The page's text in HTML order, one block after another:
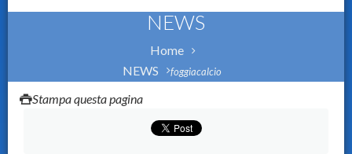
NEWS
Home
NEWS
foggiacalcio
Stampa questa pagina